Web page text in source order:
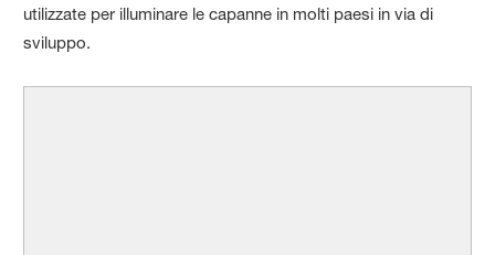
utilizzate per illuminare le capanne in molti paesi in via di
sviluppo.